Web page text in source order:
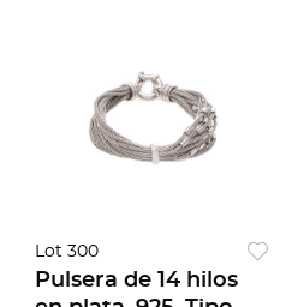
Lot 300
Pulsera de 14 hilos